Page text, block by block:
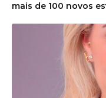
mais de 100 novos